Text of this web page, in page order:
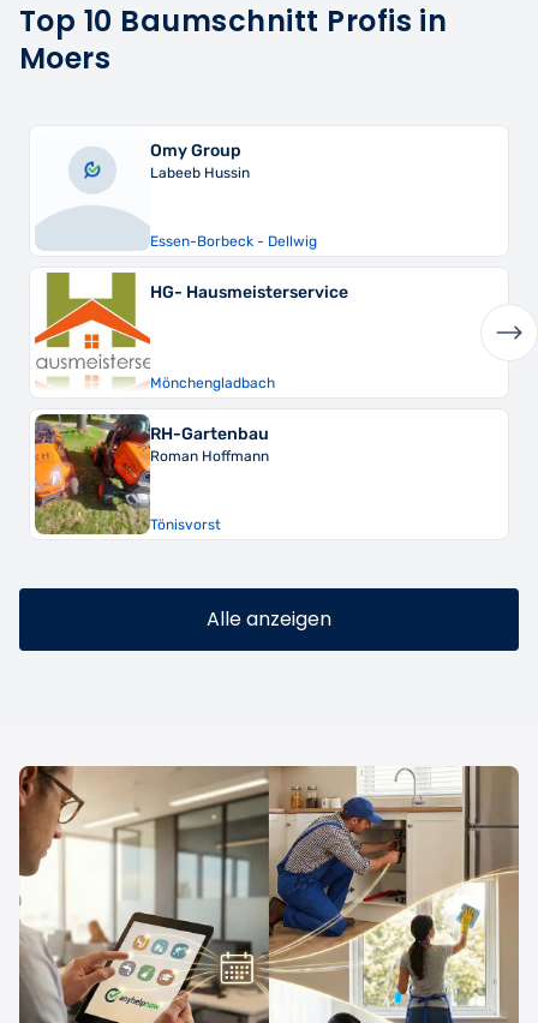
Top 10 Baumschnitt Profis in
Moers
Omy Group
Labeeb Hussin
Essen-Borbeck - Dellwig
HG- Hausmeisterservice
Mönchengladbach
RH-Gartenbau
Roman Hoffmann
Tönisvorst
Alle anzeigen